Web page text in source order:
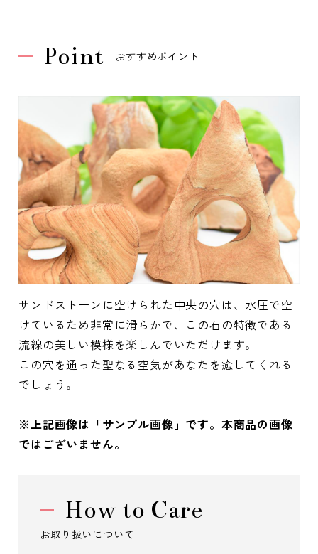
Point おすすめポイント
サンドストーンに空けられた中央の穴は、水圧で空
けているため非常に滑らかで、この石の特徴である
流線の美しい模様を楽しんでいただけます。
この穴を通った聖なる空気があなたを癒してくれる
でしょう。
※上記画像は「サンプル画像」です。本商品の画像
ではございません。
How to Care
お取り扱いについて